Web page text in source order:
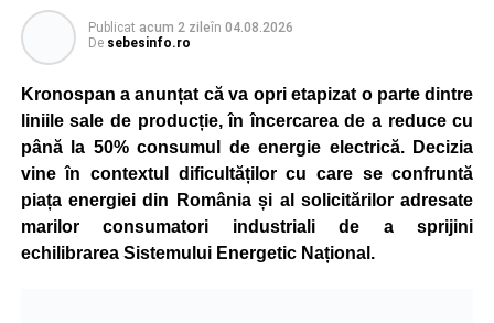
Publicat acum 2 zileîn 04.08.2026
De sebesinfo.ro
Kronospan a anunțat că va opri etapizat o parte dintre
liniile sale de producție, în încercarea de a reduce cu
până la 50% consumul de energie electrică. Decizia
vine în contextul dificultăților cu care se confruntă
piața energiei din România și al solicitărilor adresate
marilor consumatori industriali de a sprijini
echilibrarea Sistemului Energetic Național.